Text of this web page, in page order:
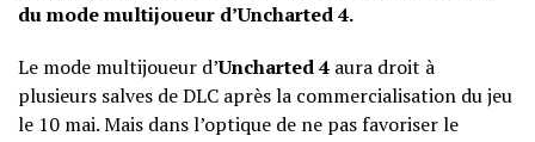
du mode multijoueur d’Uncharted 4.
Le mode multijoueur d’Uncharted 4 aura droit à
plusieurs salves de DLC après la commercialisation du jeu
le 10 mai. Mais dans l’optique de ne pas favoriser le